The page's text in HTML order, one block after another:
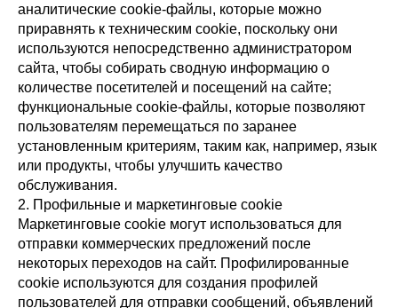
аналитические cookie-файлы, которые можно
приравнять к техническим cookie, поскольку они
используются непосредственно администратором
сайта, чтобы собирать сводную информацию о
количестве посетителей и посещений на сайте;
функциональные cookie-файлы, которые позволяют
пользователям перемещаться по заранее
установленным критериям, таким как, например, язык
или продукты, чтобы улучшить качество
обслуживания.
2. Профильные и маркетинговые cookie
Маркетинговые cookie могут использоваться для
отправки коммерческих предложений после
некоторых переходов на сайт. Профилированные
cookie используются для создания профилей
пользователей для отправки сообщений, объявлений